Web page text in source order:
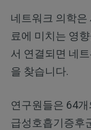
네트워크 의학은
료에 미치는 영
서 연결되면 네
을 찾습니다.
연구원들은 64
급성호흡기증후